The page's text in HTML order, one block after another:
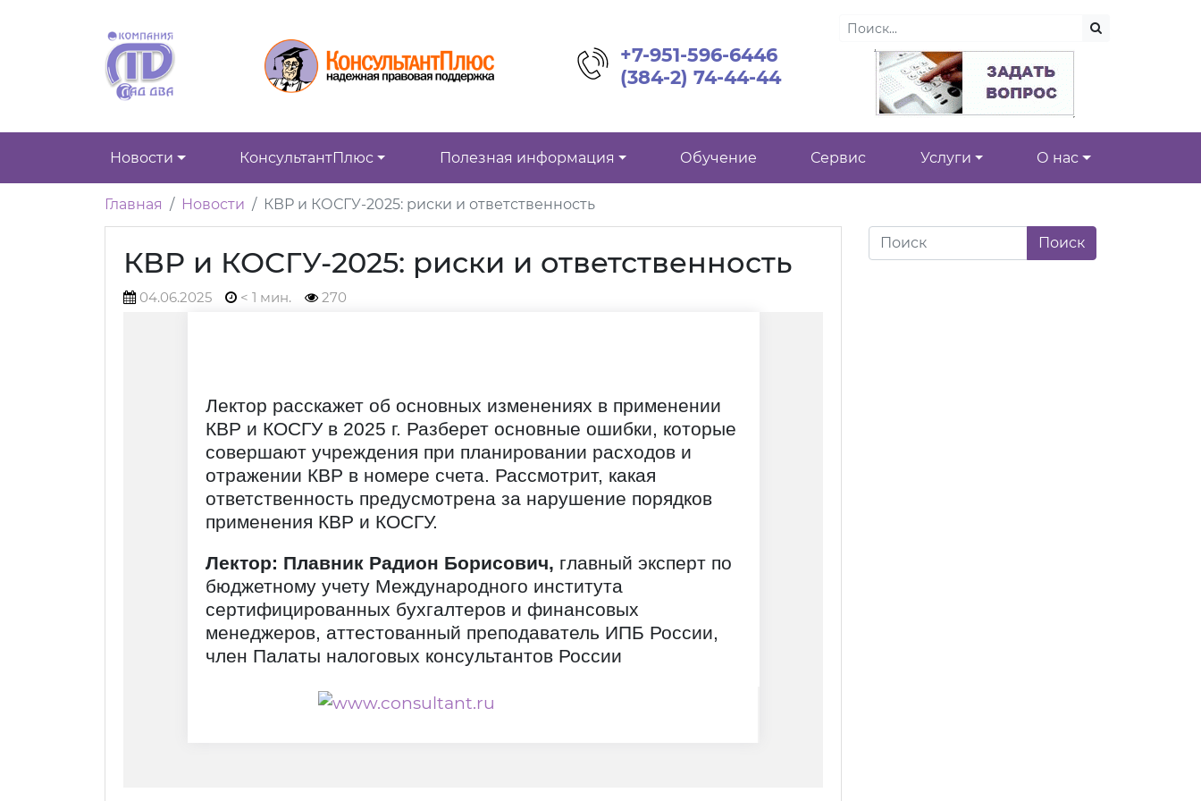
+7-951-596-6446
(384-2) 74-44-44
Новости КонсультантПлюс Полезная информация Обучение Сервис Услуги О нас
Главная Новости КВР и КОСГУ-2025: риски и ответственность
КВР и КОСГУ-2025: риски и ответственность
04.06.2025 < 1 мин. 270
Лектор расскажет об основных изменениях в применении
КВР и КОСГУ в 2025 г. Разберет основные ошибки, которые
совершают учреждения при планировании расходов и
отражении КВР в номере счета. Рассмотрит, какая
ответственность предусмотрена за нарушение порядков
применения КВР и КОСГУ.
Лектор: Плавник Радион Борисович, главный эксперт по
бюджетному учету Международного института
сертифицированных бухгалтеров и финансовых
менеджеров, аттестованный преподаватель ИПБ России,
член Палаты налоговых консультантов России